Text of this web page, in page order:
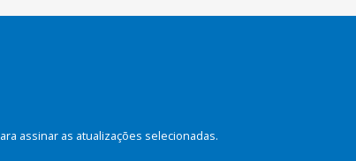
assinar as atualizações selecionadas.